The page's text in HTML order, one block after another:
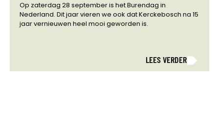
Op zaterdag 28 september is het Burendag in
Nederland. Dit jaar vieren we ook dat Kerckebosch na 15
jaar vernieuwen heel mooi geworden is.
LEES VERDER